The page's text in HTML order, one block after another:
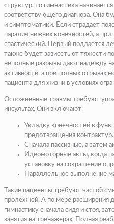
структур, то гимнастика
соответствующего диагноза. Она
и симптоматики. Если страдает
паралич нижних конечностей, а
спастический. Первый поддается
также будет зависеть от тяжести
неполные разрывы дают надежду
активности, а при полных отрывах
пациента для жизни в условиях
Осложненные травмы требуют
инсультах. Они включают:
Укладку конечностей в
предотвращения контрактур.
Сначала пассивные, а затем
Идеомоторные акты, когда
установку на сокращение
Параллельное выполнение
Такие пациенты требуют частой
пролежней. А по мере расширения
гимнастику сначала сидя и стоя,
занятия на тренажерах. Полная